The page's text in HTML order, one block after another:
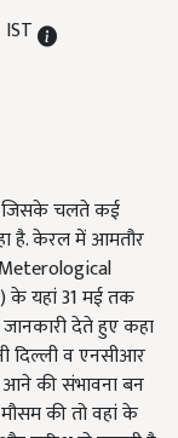
जिसके चलते कई
है. केरल में आमतौर
यहां 31 मई तक
देते हुए कहा
दिल्ली व एनसीआर
की संभावना बन
की तो वहां के